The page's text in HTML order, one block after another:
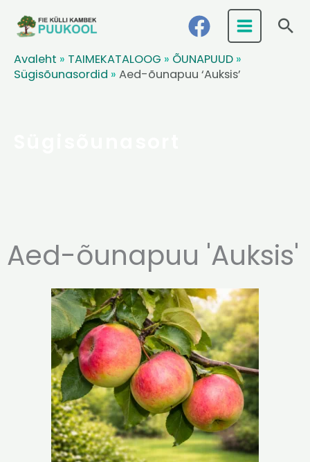
Avaleht » TAIMEKATALOOG » ÕUNAPUUD »
Sügisõunasordid » Aed-õunapuu ‘Auksis’
Aed-õunapuu 'Auksis'